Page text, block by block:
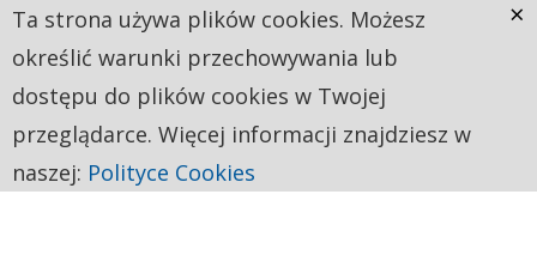
Ta strona używa plików cookies. Możesz
określić warunki przechowywania lub
dostępu do plików cookies w Twojej
przeglądarce. Więcej informacji znajdziesz w
naszej: Polityce Cookies
×